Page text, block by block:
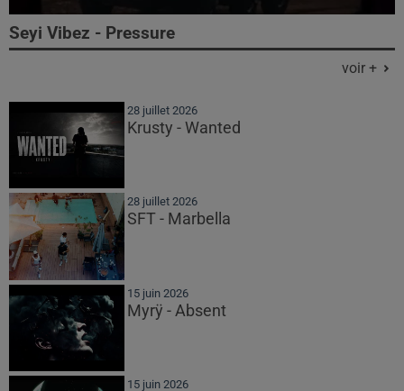
Seyi Vibez - Pressure
voir +
28 juillet 2026
Krusty - Wanted
28 juillet 2026
SFT - Marbella
15 juin 2026
Myrÿ - Absent
15 juin 2026